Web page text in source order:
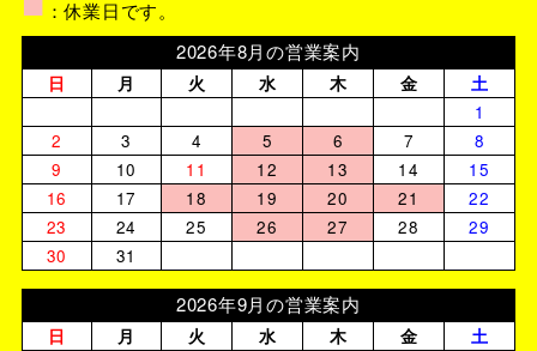
：休業日です。
2026年8月の営業案内
日 月 火 水 木 金
土
1
2
3 4 5 6 7
8
9
10 11 12 13 14
15
16
17 18 19 20 21
22
23
24 25 26 27 28
29
30
31
2026年9月の営業案内
日 月 火 水 木 金
土